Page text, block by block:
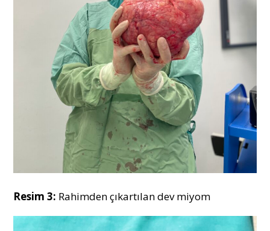
Resim 3: Rahimden çıkartılan dev miyom